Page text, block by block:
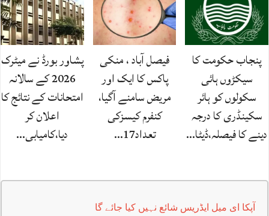
پنجاب حکومت کا
سیکڑوں ہائی
سکولوں کو ہائر
سکینڈری کا درجہ
دینے کا فیصلہ،ڈیٹا…
فیصل آباد ، منکی
پاکس کا ایک اور
مریض سامنے آگیا،
کنفرم کیسزکی
تعداد17…
پشاور بورڈ نے میٹرک
2026 کے سالانہ
امتحانات کے نتائج کا
اعلان کر
دیا،کامیابی…
آپکا ای میل ایڈریس شائع نہیں کیا جائے گا